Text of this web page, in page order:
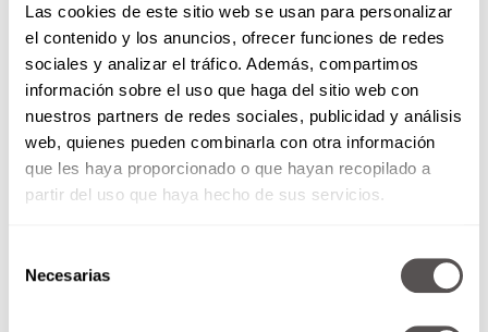
Las cookies de este sitio web se usan para personalizar
el contenido y los anuncios, ofrecer funciones de redes
sociales y analizar el tráfico. Además, compartimos
información sobre el uso que haga del sitio web con
nuestros partners de redes sociales, publicidad y análisis
web, quienes pueden combinarla con otra información
que les haya proporcionado o que hayan recopilado a
partir del uso que haya hecho de sus servicios.
Necesarias
La sorprendente verdad acerca
de lo que nos motiva
William viene a hablar de la
motivación de acuerdo al libreo
“Drive: The Surprising Truth
About What Motivates Us” de...